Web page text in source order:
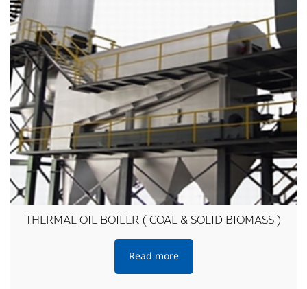
THERMAL OIL BOILER ( COAL & SOLID BIOMASS )
Read more